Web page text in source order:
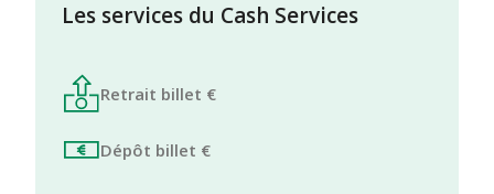
Les services du Cash Services
Retrait billet €
Dépôt billet €